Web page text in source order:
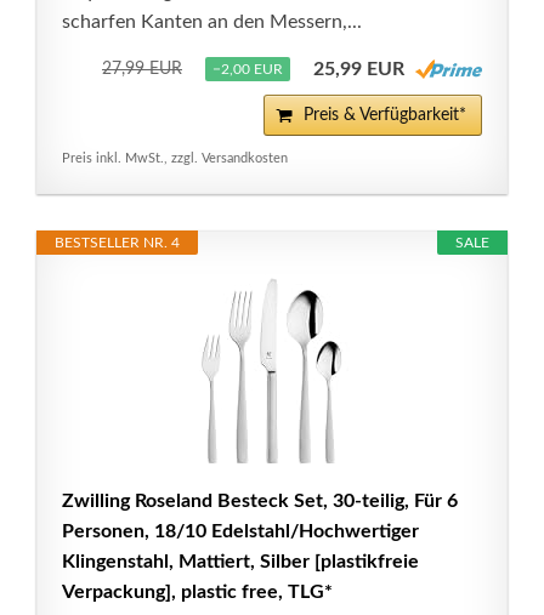
scharfen Kanten an den Messern,...
27,99 EUR −2,00 EUR 25,99 EUR
Preis & Verfügbarkeit*
Preis inkl. MwSt., zzgl. Versandkosten
SALE
BESTSELLER NR. 4
Zwilling Roseland Besteck Set, 30-teilig, Für 6
Personen, 18/10 Edelstahl/Hochwertiger
Klingenstahl, Mattiert, Silber [plastikfreie
Verpackung], plastic free, TLG*